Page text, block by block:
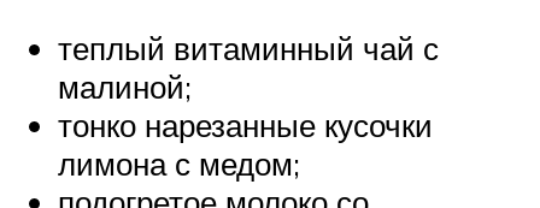
теплый витаминный чай с
малиной;
тонко нарезанные кусочки
лимона с медом;